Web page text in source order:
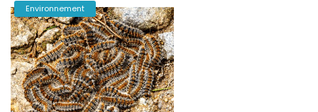
Environnement